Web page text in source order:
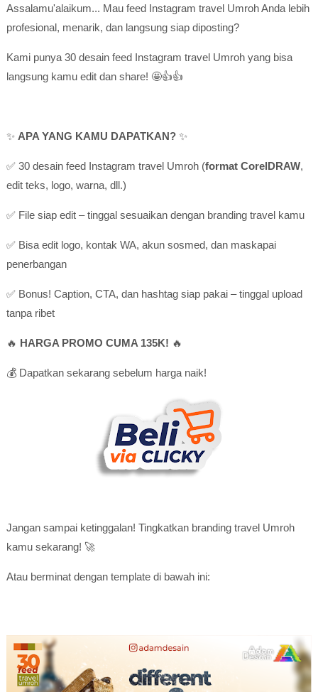
Assalamu'alaikum... Mau feed Instagram travel Umroh Anda lebih
profesional, menarik, dan langsung siap diposting?
Kami punya 30 desain feed Instagram travel Umroh yang bisa
langsung kamu edit dan share! 🤩👍👍
✨ APA YANG KAMU DAPATKAN?✨
✅ 30 desain feed Instagram travel Umroh (format CorelDRAW,
edit teks, logo, warna, dll.)
✅ File siap edit – tinggal sesuaikan dengan branding travel kamu
✅ Bisa edit logo, kontak WA, akun sosmed, dan maskapai
penerbangan
✅ Bonus! Caption, CTA, dan hashtag siap pakai – tinggal upload
tanpa ribet
🔥 HARGA PROMO CUMA 135K! 🔥
💰 Dapatkan sekarang sebelum harga naik!
Jangan sampai ketinggalan! Tingkatkan branding travel Umroh
kamu sekarang! 🚀
Atau berminat dengan template di bawah ini: